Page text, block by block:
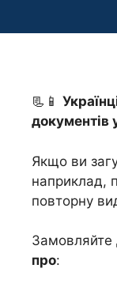
📃📱
документів
Якщо ви
наприклад,
повторну
Замовляйте
про: